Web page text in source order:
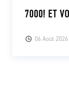
06 Août 2026
7000! ET